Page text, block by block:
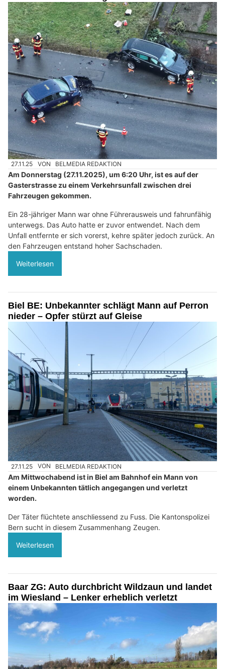
27.11.25 VON BELMEDIA REDAKTION
Am Donnerstag (27.11.2025), um 6:20 Uhr, ist es auf der
Gasterstrasse zu einem Verkehrsunfall zwischen drei
Fahrzeugen gekommen.
Ein 28-jähriger Mann war ohne Führerausweis und fahrunfähig
unterwegs. Das Auto hatte er zuvor entwendet. Nach dem
Unfall entfernte er sich vorerst, kehre später jedoch zurück. An
den Fahrzeugen entstand hoher Sachschaden.
Weiterlesen
Biel BE: Unbekannter schlägt Mann auf Perron
nieder – Opfer stürzt auf Gleise
27.11.25 VON BELMEDIA REDAKTION
Am Mittwochabend ist in Biel am Bahnhof ein Mann von
einem Unbekannten tätlich angegangen und verletzt
worden.
Der Täter flüchtete anschliessend zu Fuss. Die Kantonspolizei
Bern sucht in diesem Zusammenhang Zeugen.
Weiterlesen
Baar ZG: Auto durchbricht Wildzaun und landet
im Wiesland – Lenker erheblich verletzt